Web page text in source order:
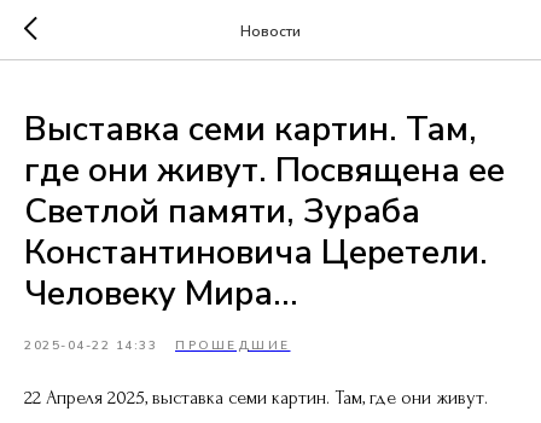
Новости
Выставка семи картин. Там,
где они живут. Посвящена ее
Светлой памяти, Зураба
Константиновича Церетели.
Человеку Мира…
2025-04-22 14:33 ПРОШЕДШИЕ
22 Апреля 2025, выставка семи картин. Там, где они живут.